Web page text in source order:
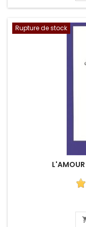
Rupture de stock
L'AMOUR